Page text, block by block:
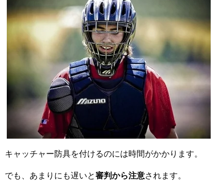
キャッチャー防具を付けるのには時間がかかります。
でも、あまりにも遅いと審判から注意されます。